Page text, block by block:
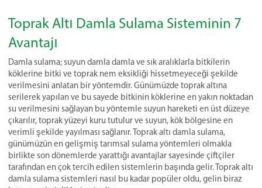
Toprak Altı Damla Sulama Sisteminin 7
Avantajı
Damla sulama; suyun damla damla ve sık aralıklarla bitkilerin
köklerine bitki ve toprak nem eksikliği hissetmeyeceği şekilde
verilmesini anlatan bir yöntemdir. Günümüzde toprak altına
serilerek yapılan ve bu sayede bitkinin köklerine en yakın noktadan
su verilmesini sağlayan bu yöntemle suyun hareketi en üst düzeye
çıkarılır, toprak yüzeyi kuru tutulur ve suyun, kök bölgesine en
verimli şekilde yayılması sağlanır. Toprak altı damla sulama,
günümüzün en gelişmiş tarımsal sulama yöntemleri olmakla
birlikte son dönemlerde yarattığı avantajlar sayesinde çiftçiler
tarafından en çok tercih edilen sistemlerin başında gelir. Toprak altı
damla sulama sistemleri nasıl bu kadar popüler oldu, gelin biraz